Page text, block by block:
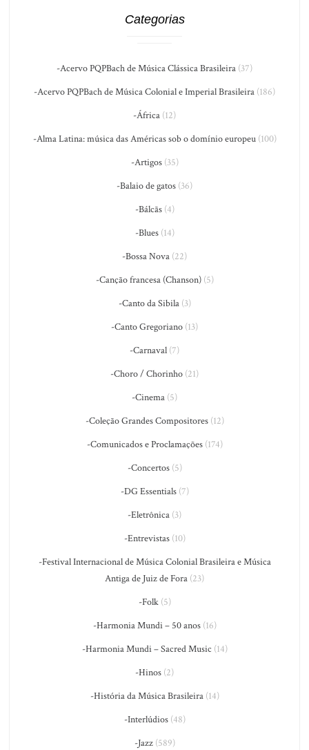
Categorias
-Acervo PQPBach de Música Clássica Brasileira (37)
-Acervo PQPBach de Música Colonial e Imperial Brasileira (186)
-África (12)
-Alma Latina: música das Américas sob o domínio europeu(100)
-Artigos(35)
-Balaio de gatos (36)
-Bálcãs(4)
-Blues(14)
-Bossa Nova (22)
-Canção francesa (Chanson)(5)
-Canto da Sibila(3)
-Canto Gregoriano (13)
-Carnaval (7)
-Choro / Chorinho (21)
-Cinema (5)
-Coleção Grandes Compositores(12)
-Comunicados e Proclamações(174)
-Concertos(5)
-DG Essentials(7)
-Eletrônica (3)
-Entrevistas(10)
-Festival Internacional de Música Colonial Brasileira e Música
Antiga de Juiz de Fora (23)
-Folk(5)
-Harmonia Mundi – 50 anos(16)
-Harmonia Mundi – Sacred Music (14)
-Hinos (2)
-História da Música Brasileira(14)
-Interlúdios(48)
-Jazz(589)